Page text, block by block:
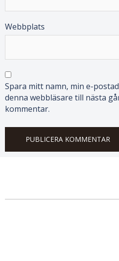
Webbplats
Spara mitt namn, min e-
denna webbläsare till nästa
kommentar.